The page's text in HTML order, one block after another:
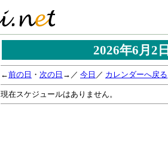
2026年6月
←前の日 ・ 次の日 →／ 今日 ／ カレンダーへ戻る
現在スケジュールはありません。